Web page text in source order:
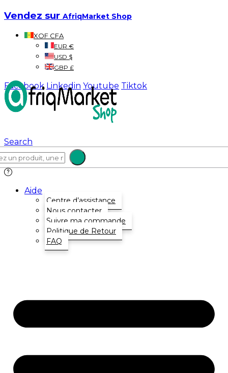
Vendez sur AfriqMarket Shop
XOF CFA
EUR €
USD $
GBP £
Facebook Linkedin Youtube Tiktok
Search
Aide
Centre d’assistance
Nous contacter
Suivre ma commande
Politique de Retour
FAQ